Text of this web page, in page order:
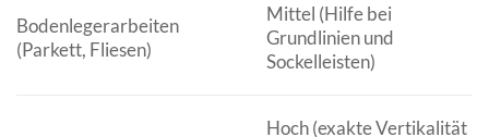
Bodenlegerarbeiten
(Parkett, Fliesen)
Mittel (Hilfe bei
Grundlinien und
Sockelleisten)
Hoch (exakte Vertikalität